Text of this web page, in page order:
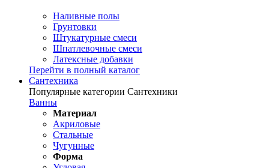
Наливные полы
Грунтовки
Штукатурные смеси
Шпатлевочные смеси
Латексные добавки
Перейти в полный каталог
Сантехника
Популярные категории Сантехники
Ванны
Материал
Акриловые
Стальные
Чугунные
Форма